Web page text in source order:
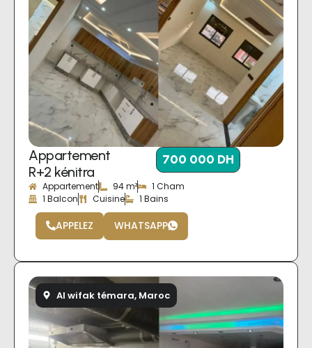
Appartement
R+2 kénitra
700 000 DH
Appartement 94 m²
1 Cham
1 Balcon
Cuisine 1 Bains
APPELEZ WHATSAPP
Al wifak témara, Maroc